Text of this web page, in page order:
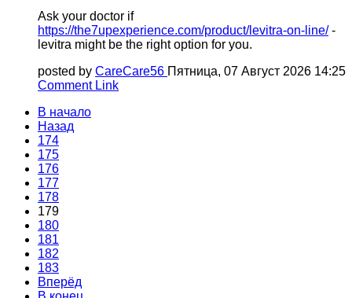
Ask your doctor if
https://the7upexperience.com/product/levitra-on-line/-
levitra might be the right option for you.
posted by CareCare56 Пятница, 07 Август 2026 14:25
Comment Link
В начало
Назад
174
175
176
177
178
179
180
181
182
183
Вперёд